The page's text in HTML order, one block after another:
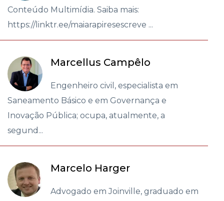
Conteúdo Multimídia. Saiba mais:
https://linktr.ee/maiarapiresescreve ...
Marcellus Campêlo
Engenheiro civil, especialista em
Saneamento Básico e em Governança e
Inovação Pública; ocupa, atualmente, a
segund...
Marcelo Harger
Advogado em Joinville, graduado em